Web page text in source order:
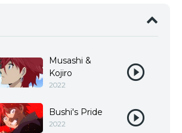
Musashi &
Kojiro
2022
Bushi's Pride
2022